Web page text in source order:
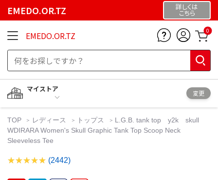
EMEDO.OR.TZ 詳しくは
こちら
EMEDO.OR.TZ 0
マイストア
変更
TOP レディース トップス
L.G.B. tank top y2k skull
WDIRARA Women's Skull Graphic Tank Top Scoop Neck
Sleeveless Tee
(2442)